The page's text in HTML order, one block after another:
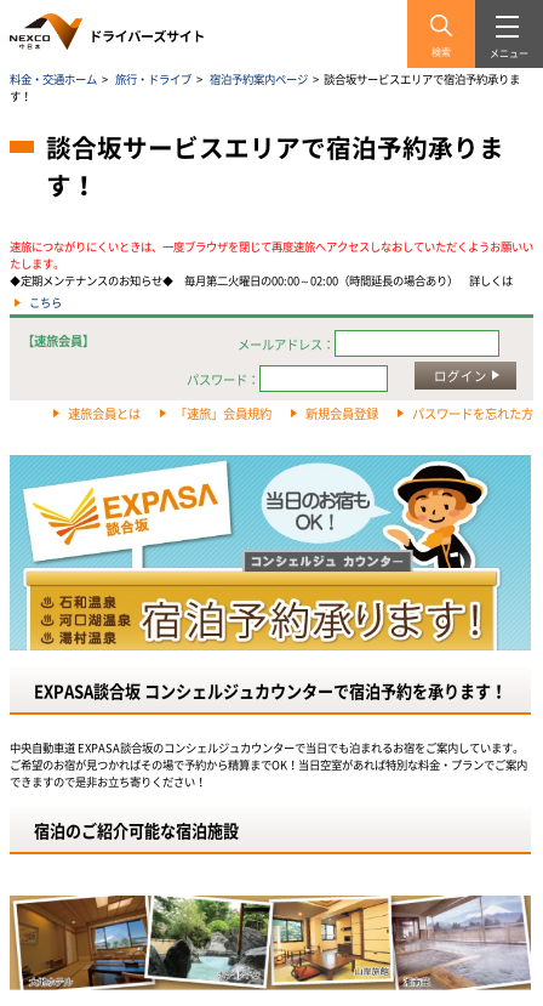
検索 メニュー
料金・交通ホーム > 旅行・ドライブ > 宿泊予約案内ページ > 談合坂サービスエリアで宿泊予約承りま
す！
談合坂サービスエリアで宿泊予約承りま
す！
速旅につながりにくいときは、一度ブラウザを閉じて再度速旅へアクセスしなおしていただくようお願いい
たします。
◆定期メンテナンスのお知らせ◆ 毎月第二火曜日の00:00～02:00（時間延長の場合あり） 詳しくは
こちら
【速旅会員】
メールアドレス：
パスワード：
ログイン
速旅会員とは 「速旅」会員規約 新規会員登録 パスワードを忘れた方
EXPASA談合坂 コンシェルジュカウンターで宿泊予約を承ります！
中央自動車道 EXPASA談合坂のコンシェルジュカウンターで当日でも泊まれるお宿をご案内しています。
ご希望のお宿が見つかればその場で予約から精算までOK！当日空室があれば特別な料金・プランでご案内
できますので是非お立ち寄りください！
宿泊のご紹介可能な宿泊施設